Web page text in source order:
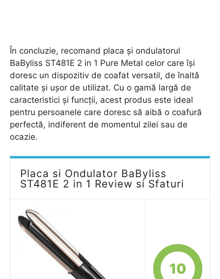
În concluzie, recomand placa și ondulatorul
BaByliss ST481E 2 in 1 Pure Metal celor care își
doresc un dispozitiv de coafat versatil, de înaltă
calitate și ușor de utilizat. Cu o gamă largă de
caracteristici și funcții, acest produs este ideal
pentru persoanele care doresc să aibă o coafură
perfectă, indiferent de momentul zilei sau de
ocazie.
Placa si Ondulator BaByliss
ST481E 2 in 1 Review si Sfaturi
10